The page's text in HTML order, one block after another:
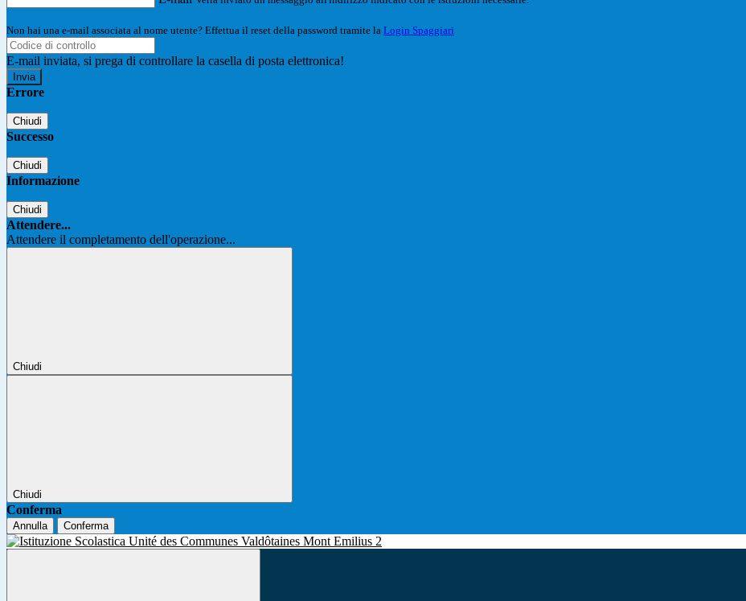
Non hai una e-mail associata al nome utente? Effettua il reset della password tramite la Login Spaggiari
E-mail inviata, si prega di controllare la casella di posta elettronica!
Errore
Chiudi
Successo
Chiudi
Informazione
Chiudi
Attendere...
Attendere il completamento dell'operazione...
Chiudi
Chiudi
Conferma
Annulla Conferma